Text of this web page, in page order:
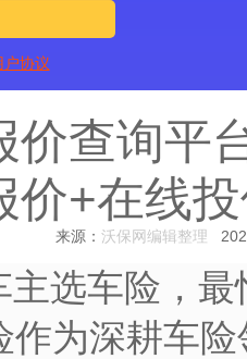
户协议
价查询平
价+在线
来源： 沃保网编辑整理
主选车险，最
作为深耕车